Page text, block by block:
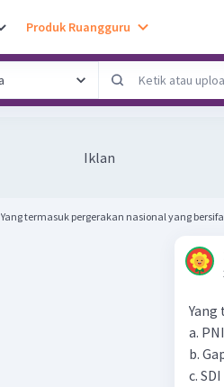
Produk Ruangguru
Iklan
Yang termasuk pergerakan nasional yang
a. PNI
b.
c. SDI